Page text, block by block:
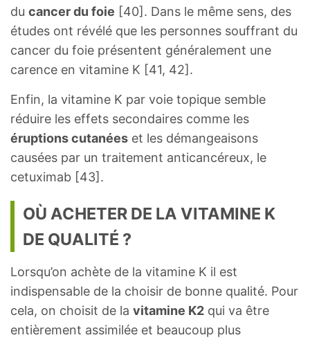
du cancer du foie [40]. Dans le même sens, des
études ont révélé que les personnes souffrant du
cancer du foie présentent généralement une
carence en vitamine K [41, 42].
Enfin, la vitamine K par voie topique semble
réduire les effets secondaires comme les
éruptions cutanées et les démangeaisons
causées par un traitement anticancéreux, le
cetuximab [43].
OÙ ACHETER DE LA VITAMINE K
DE QUALITÉ ?
Lorsqu’on achète de la vitamine K il est
indispensable de la choisir de bonne qualité. Pour
cela, on choisit de la vitamine K2 qui va être
entièrement assimilée et beaucoup plus